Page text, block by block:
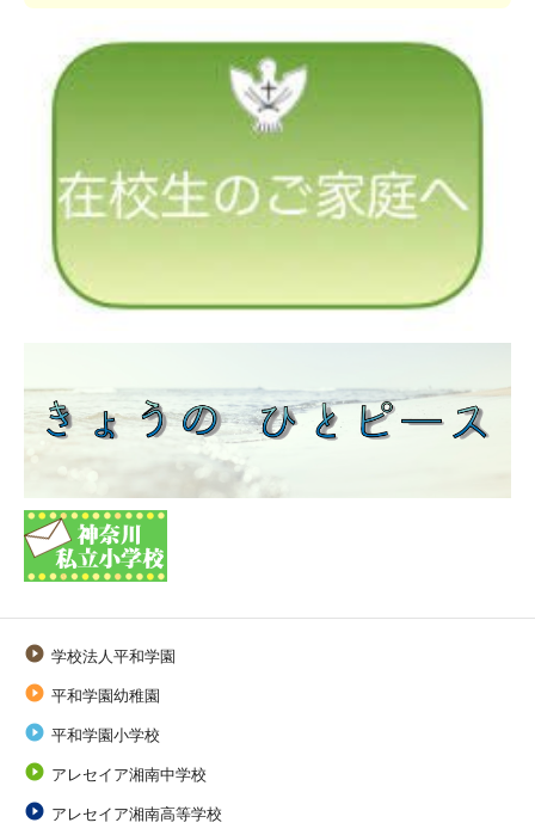
 学校法人平和学園
 平和学園幼稚園
 平和学園小学校
 アレセイア湘南中学校
 アレセイア湘南高等学校